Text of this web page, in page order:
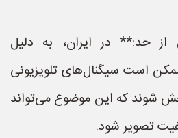
حد:** در ایران، به دلیل
است سیگنال‌های تلویزیونی
شوند که این موضوع می‌تواند
تصویر شود.